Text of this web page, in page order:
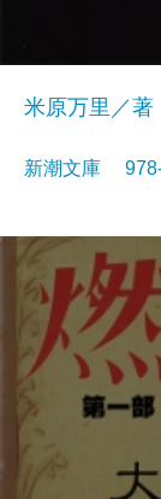
米原万里／著
新潮文庫